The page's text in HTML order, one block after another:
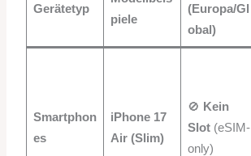
Gerätetyp
piele
(Europa/Gl
obal)
Smartphon
es
iPhone 17
Air (Slim)
🚫 Kein
Slot(eSIM-
only)